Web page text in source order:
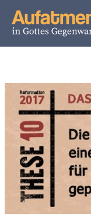
Inhalt
springen